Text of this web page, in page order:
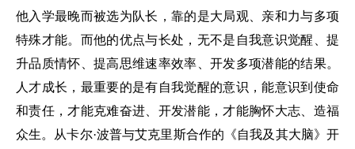
他入学最晚而被选为队长，靠的是大局观、亲和力与多项
特殊才能。而他的优点与长处，无不是自我意识觉醒、提
升品质情怀、提高思维速率效率、开发多项潜能的结果。
人才成长，最重要的是有自我觉醒的意识，能意识到使命
和责任，才能克难奋进、开发潜能，才能胸怀大志、造福
众生。从卡尔·波普与艾克里斯合作的《自我及其大脑》开